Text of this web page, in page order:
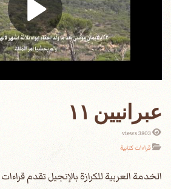
عبرانيين ١١
3803 views
قراءات كتابية
الخدمة العربية للكرازة بالإنجيل تقدم